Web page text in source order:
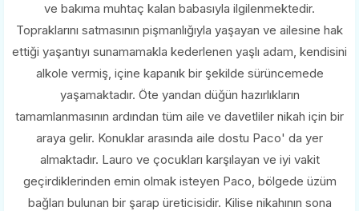
ve bakıma muhtaç kalan babasıyla ilgilenmektedir.
Topraklarını satmasının pişmanlığıyla yaşayan ve ailesine hak
ettiği yaşantıyı sunamamakla kederlenen yaşlı adam, kendisini
alkole vermiş, içine kapanık bir şekilde sürüncemede
yaşamaktadır. Öte yandan düğün hazırlıkların
tamamlanmasının ardından tüm aile ve davetliler nikah için bir
araya gelir. Konuklar arasında aile dostu Paco' da yer
almaktadır. Lauro ve çocukları karşılayan ve iyi vakit
geçirdiklerinden emin olmak isteyen Paco, bölgede üzüm
bağları bulunan bir şarap üreticisidir. Kilise nikahının sona